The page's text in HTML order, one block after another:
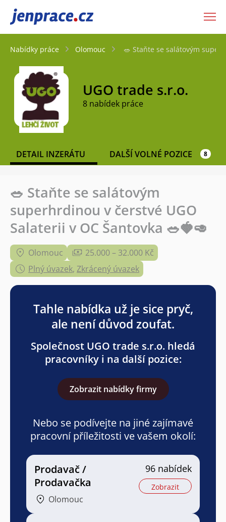
JenPráce.cz
Nabídky práce Olomouc 🥗 Staňte se salátovým
UGO trade s.r.o.
8 nabídek práce
DETAIL INZERÁTU DALŠÍ VOLNÉ POZICE 8
🥗 Staňte se salátovým
superhrdinou v čerstvé UGO
Salaterii v OC Šantovka 🥗🍓🥑
Olomouc
25.000 – 32.000 Kč
Plný úvazek, Zkrácený úvazek
Tahle nabídka už je sice pryč,
ale není důvod zoufat.
Společnost UGO trade s.r.o. hledá
pracovníky i na další pozice:
Zobrazit nabídky firmy
Nebo se podívejte na jiné zajímavé
pracovní příležitosti ve vašem okolí:
Prodavač /
Prodavačka
Olomouc
96 nabídek
Zobrazit